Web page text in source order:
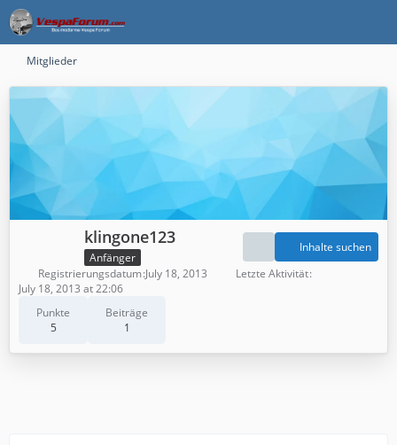
Mitglieder
klingone123
Anfänger
Punkte
5
Beiträge
1
Inhalte suchen
Registrierungsdatum July 18, 2013
Letzte Aktivität
July 18, 2013 at 22:06